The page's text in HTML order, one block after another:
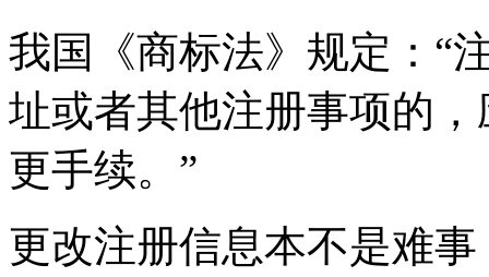
我国《商标法》规定：“
址或者其他注册事项的
更手续。”
更改注册信息本不是难